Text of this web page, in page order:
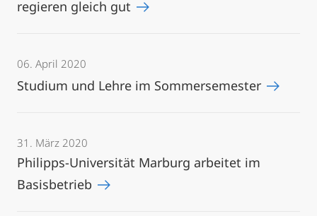
regieren gleich gut
06. April 2020
Studium und Lehre im Sommersemester
31. März 2020
Philipps-Universität Marburg arbeitet im
Basisbetrieb